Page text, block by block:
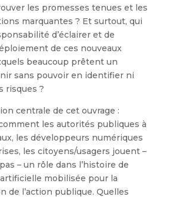
les promesses tenues et les
marquantes ? Et surtout, qui
d’éclairer et de
de ces nouveaux
beaucoup prêtent un
sans pouvoir en identifier ni
risques ?
centrale de cet ouvrage :
les autorités publiques à
les développeurs numériques
les citoyens/usagers jouent –
– un rôle dans l’histoire de
mobilisée pour la
de l’action publique. Quelles